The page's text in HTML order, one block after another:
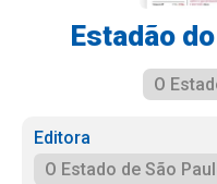
Estadão
O
Editora
O Estado de São